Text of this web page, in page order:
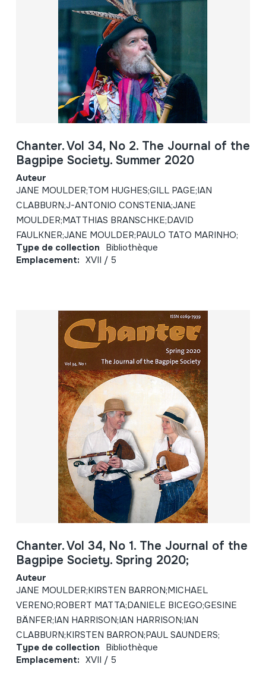
Chanter. Vol 34, No 2. The Journal of the
Bagpipe Society. Summer 2020
Auteur
JANE MOULDER;TOM HUGHES;GILL PAGE;IAN
CLABBURN;J-ANTONIO CONSTENIA;JANE
MOULDER;MATTHIAS BRANSCHKE;DAVID
FAULKNER;JANE MOULDER;PAULO TATO MARINHO;
Type de collection Bibliothèque
Emplacement: XVII / 5
Chanter. Vol 34, No 1. The Journal of the
Bagpipe Society. Spring 2020;
Auteur
JANE MOULDER;KIRSTEN BARRON;MICHAEL
VERENO;ROBERT MATTA;DANIELE BICEGO;GESINE
BÄNFER;IAN HARRISON;IAN HARRISON;IAN
CLABBURN;KIRSTEN BARRON;PAUL SAUNDERS;
Type de collection Bibliothèque
Emplacement: XVII / 5